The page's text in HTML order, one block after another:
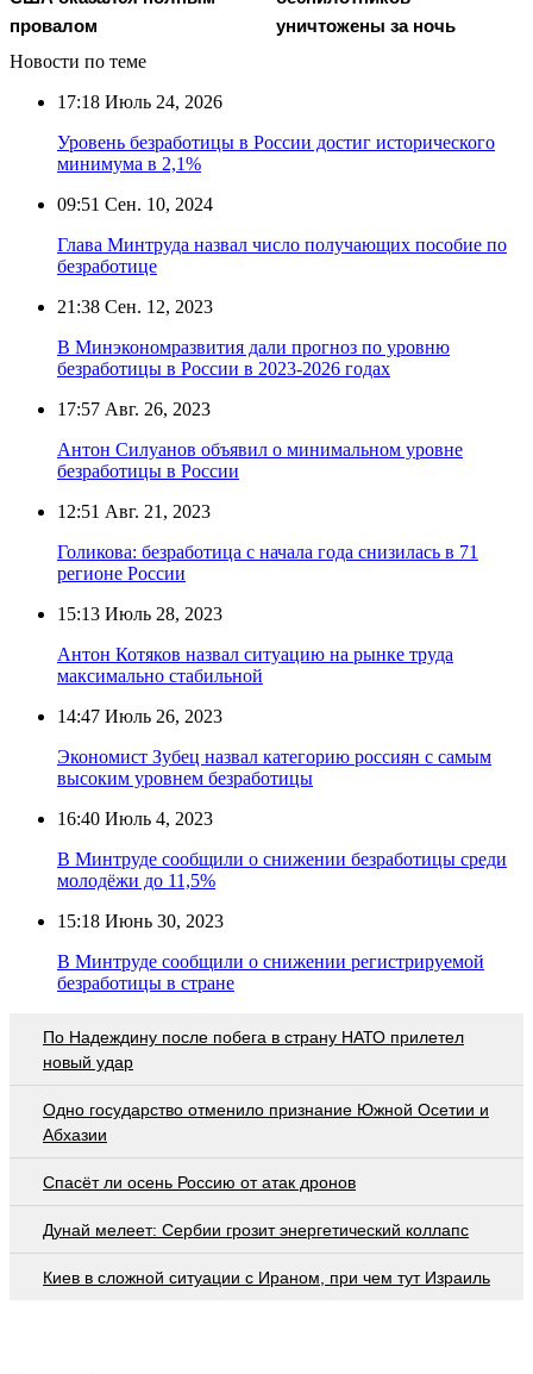
провалом
уничтожены за ночь
Новости по теме
17:18 Июль 24, 2026
Уровень безработицы в России достиг исторического
минимума в 2,1%
09:51 Сен. 10, 2024
Глава Минтруда назвал число получающих пособие по
безработице
21:38 Сен. 12, 2023
В Минэкономразвития дали прогноз по уровню
безработицы в России в 2023-2026 годах
17:57 Авг. 26, 2023
Антон Силуанов объявил о минимальном уровне
безработицы в России
12:51 Авг. 21, 2023
Голикова: безработица с начала года снизилась в 71
регионе России
15:13 Июль 28, 2023
Антон Котяков назвал ситуацию на рынке труда
максимально стабильной
14:47 Июль 26, 2023
Экономист Зубец назвал категорию россиян с самым
высоким уровнем безработицы
16:40 Июль 4, 2023
В Минтруде сообщили о снижении безработицы среди
молодёжи до 11,5%
15:18 Июнь 30, 2023
В Минтруде сообщили о снижении регистрируемой
безработицы в стране
По Надеждину после побега в страну НАТО прилетел
новый удар
Одно государство отменило признание Южной Осетии и
Абхазии
Спасёт ли осень Россию от атак дронов
Дунай мелеет: Сербии грозит энергетический коллапс
Киев в сложной ситуации с Ираном, при чем тут Израиль